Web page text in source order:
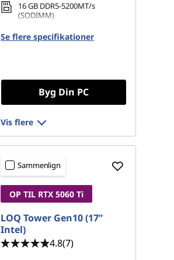
16 GB DDR5-5200MT/s
(SODIMM)
512 GB SSD M.2 2280 PCIe
Gen4 QLC
Se flere specifikationer
Byg Din PC
Vis flere
Sammenlign
OP TIL RTX 5060Ti
LOQ Tower Gen10 (17”
Intel)
4.8(7)